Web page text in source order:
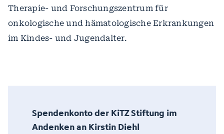
Therapie- und Forschungszentrum für
onkologische und hämatologische Erkrankungen
im Kindes- und Jugendalter.
Spendenkonto der KiTZ Stiftung im
Andenken an Kirstin Diehl